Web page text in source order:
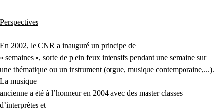
Perspectives
En 2002, le CNR a inauguré un principe de
« semaines », sorte de plein feux intensifs pendant une semaine sur
une thématique ou un instrument (orgue, musique contemporaine,...).
La musique
ancienne a été à l’honneur en 2004 avec des master classes
d’interprètes et